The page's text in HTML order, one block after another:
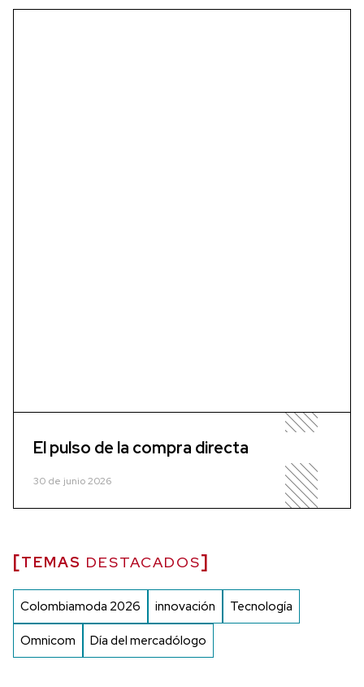
El pulso de la compra directa
30 de junio 2026
TEMAS DESTACADOS
Colombiamoda 2026 innovación Tecnología
Omnicom Día del mercadólogo